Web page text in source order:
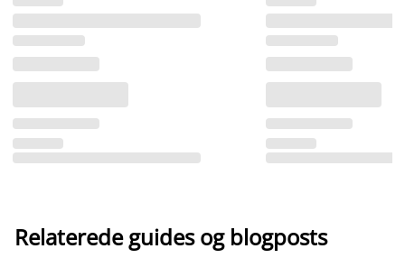
Relaterede guides og blogposts